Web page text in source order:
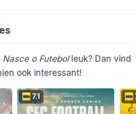
Nasce o Futebolleuk? Dan vind
ook interessant!
7.1